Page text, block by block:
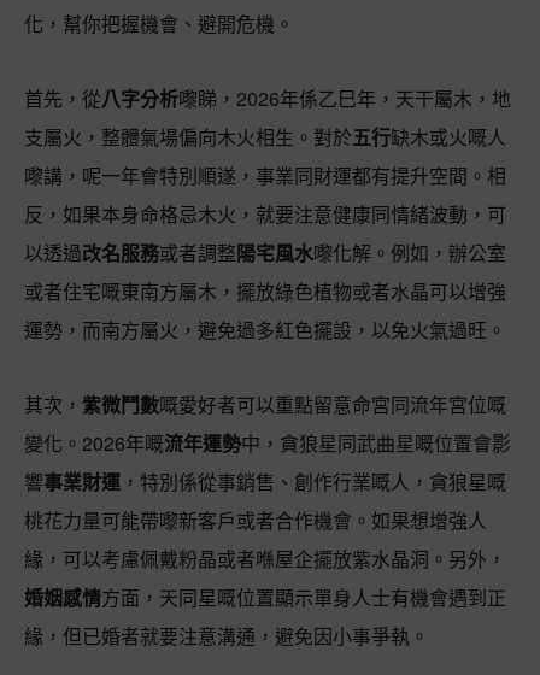
化，幫你把握機會、避開危機。
首先，從八字分析嚟睇，2026年係乙巳年，天干屬木，地
支屬火，整體氣場偏向木火相生。對於五行缺木或火嘅人
嚟講，呢一年會特別順遂，事業同財運都有提升空間。相
反，如果本身命格忌木火，就要注意健康同情緒波動，可
以透過改名服務或者調整陽宅風水嚟化解。例如，辦公室
或者住宅嘅東南方屬木，擺放綠色植物或者水晶可以增強
運勢，而南方屬火，避免過多紅色擺設，以免火氣過旺。
其次， 紫微鬥數嘅愛好者可以重點留意命宮同流年宮位嘅
變化。2026年嘅流年運勢中，貪狼星同武曲星嘅位置會影
響事業財運 ，特別係從事銷售、創作行業嘅人，貪狼星嘅
桃花力量可能帶嚟新客戶或者合作機會。如果想增強人
緣，可以考慮佩戴粉晶或者喺屋企擺放紫水晶洞。另外，
婚姻感情方面，天同星嘅位置顯示單身人士有機會遇到正
緣，但已婚者就要注意溝通，避免因小事爭執。